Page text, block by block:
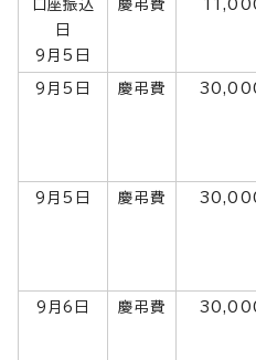
口座振込
日
9月5日
慶弔費
9月5日 慶弔費
9月5日 慶弔費
9月6日 慶弔費